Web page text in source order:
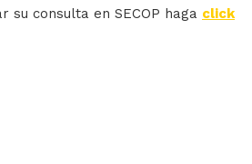
su consulta en SECOP haga click